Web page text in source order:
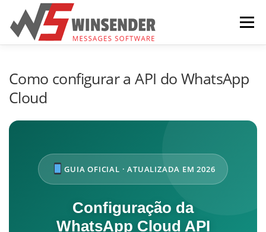
Pular para o conteúdo
Menu
Como configurar a API do WhatsApp
Cloud
GUIA OFICIAL · ATUALIZADA EM 2026
Configuração da
WhatsApp Cloud API